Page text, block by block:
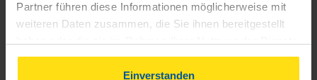
Partner führen diese Informationen möglicherweise mit
weiteren Daten zusammen, die Sie ihnen bereitgestellt
gesammelt haben. Indem Sie auf Einverstanden klicken,
können Sie der Verwendung von Cookies, gemäß
Einverstanden
Schnelleinstiege
Steuererklärung machen lassen
Online-Steuererklärung